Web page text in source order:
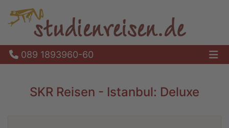
089 1893960-60
SKR Reisen - Istanbul: Deluxe